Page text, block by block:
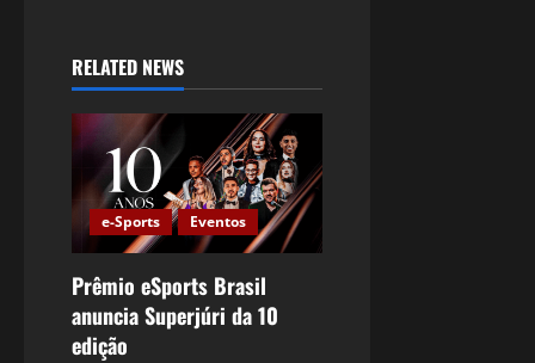
RELATED NEWS
e-Sports Eventos
Prêmio eSports Brasil
anuncia Superjúri da 10
edição